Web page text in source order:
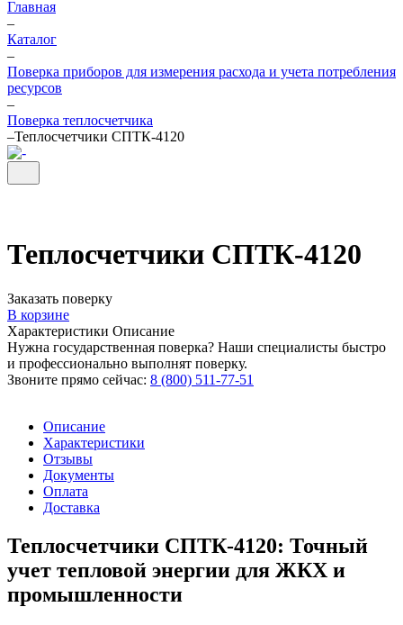
Главная
–
Каталог
–
Поверка приборов для измерения расхода и учета потребления
ресурсов
–
Поверка теплосчетчика
–Теплосчетчики СПТК-4120
Теплосчетчики СПТК-4120
Заказать поверку
В корзине
Характеристики Описание
Нужна государственная поверка? Наши специалисты быстро
и профессионально выполнят поверку.
Звоните прямо сейчас: 8 (800) 511-77-51
Описание
Характеристики
Отзывы
Документы
Оплата
Доставка
Теплосчетчики СПТК-4120: Точный
учет тепловой энергии для ЖКХ и
промышленности